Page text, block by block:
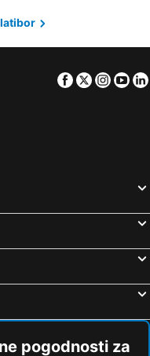
hotels with parking
Facebook
Twitter
pogodnosti za